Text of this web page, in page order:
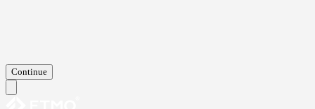
Continue